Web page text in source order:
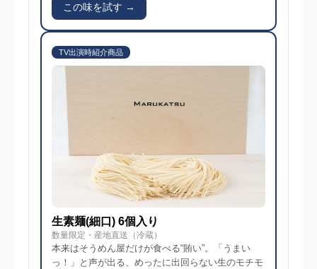
この味を試す →
TV出演時紹介商品
生素麺(細口) 6個入り
数量限定・産地直送（冷蔵）
本来はそうめん屋だけが食べる“賄い”。「うまい
っ！」と声が出る、めったに出回らない生のモチモ